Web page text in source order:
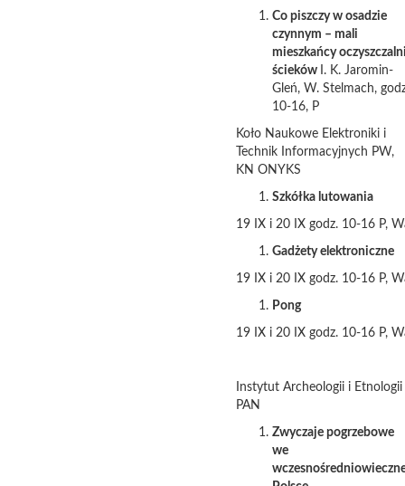
Co piszczy w osadzie
czynnym – mali
mieszkańcy
ścieków I. K. Jaromin-
Gleń, W. Stelmach,
10-16, P
Koło Naukowe Elektroniki i
Technik Informacyjnych PW,
KN ONYKS
Szkółka lutowania
19 IX i 20 IX godz. 10-16 P,
Gadżety elektroniczne
19 IX i 20 IX godz. 10-16 P,
Pong
19 IX i 20 IX godz. 10-16 P,
Instytut Archeologii i Etnologii
PAN
Zwyczaje pogrzebowe
we